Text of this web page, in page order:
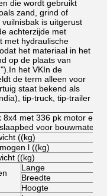
die wordt gebruikt
zand, grind of
is uitgerust
achterzijde met
met hydraulische
het materiaal in het
op de plaats van
het VKIn de
de term alleen voor
staat bekend als
tip-truck, tip-trailer
met 336 pk motor en
voor
((kg)
l ((kg)
((kg)
Lange
Breedte
Hoogte